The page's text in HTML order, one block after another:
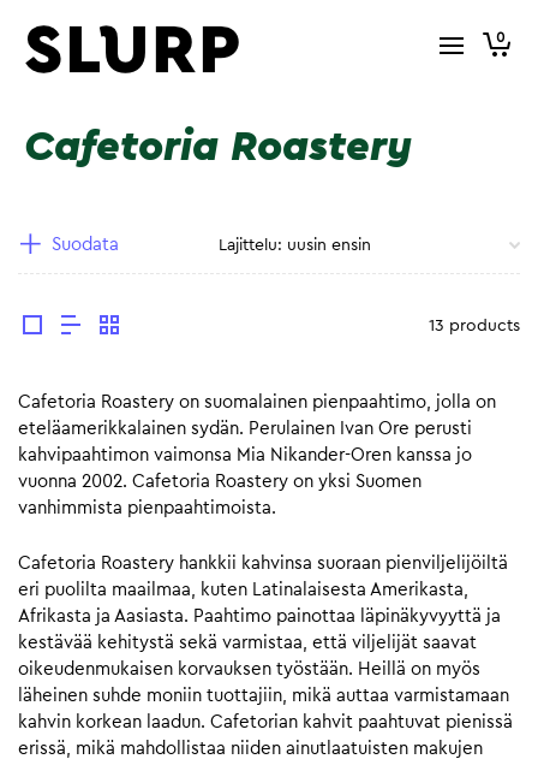
0
Cafetoria Roastery
Suodata
13 products
Cafetoria Roastery on suomalainen pienpaahtimo, jolla on
eteläamerikkalainen sydän. Perulainen Ivan Ore perusti
kahvipaahtimon vaimonsa Mia Nikander-Oren kanssa jo
vuonna 2002. Cafetoria Roastery on yksi Suomen
vanhimmista pienpaahtimoista.
Cafetoria Roastery hankkii kahvinsa suoraan pienviljelijöiltä
eri puolilta maailmaa, kuten Latinalaisesta Amerikasta,
Afrikasta ja Aasiasta. Paahtimo painottaa läpinäkyvyyttä ja
kestävää kehitystä sekä varmistaa, että viljelijät saavat
oikeudenmukaisen korvauksen työstään. Heillä on myös
läheinen suhde moniin tuottajiin, mikä auttaa varmistamaan
kahvin korkean laadun. Cafetorian kahvit paahtuvat pienissä
erissä, mikä mahdollistaa niiden ainutlaatuisten makujen